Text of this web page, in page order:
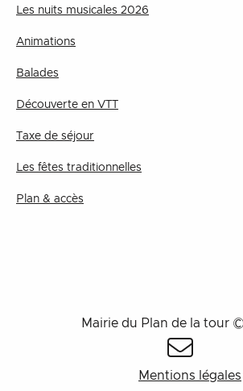
Les nuits musicales 2026
Animations
Balades
Découverte en VTT
Taxe de séjour
Les fêtes traditionnelles
Plan & accès
Mairie du Plan de la tour
Mentions légales